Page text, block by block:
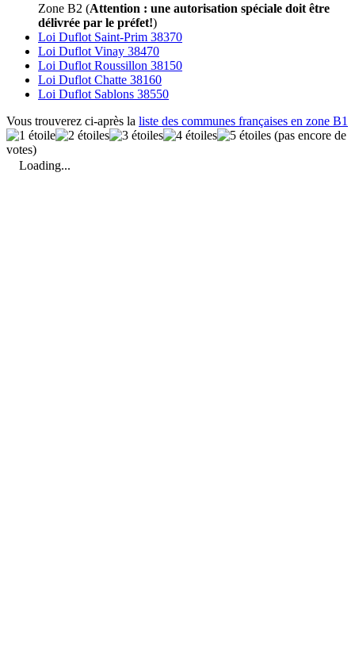
Zone B2 (Attention : une autorisation spéciale doit être
délivrée par le préfet!)
Loi Duflot Saint-Prim 38370
Loi Duflot Vinay 38470
Loi Duflot Roussillon 38150
Loi Duflot Chatte 38160
Loi Duflot Sablons 38550
Vous trouverez ci-après la liste des communes françaises en zone B1
(pas encore de
votes)
Loading...